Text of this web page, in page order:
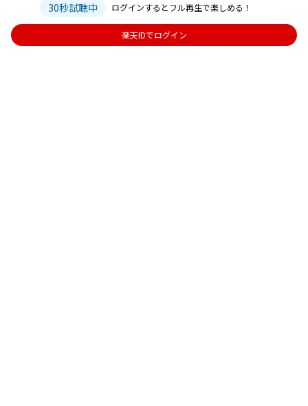
30秒試聴中 ログインするとフル再生で楽しめる！
楽天IDでログイン